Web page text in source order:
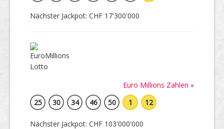
Nächster Jackpot: CHF 17'300'000
Euro Millions Zahlen »
25
30 34 46 50 1 12
Nächster Jackpot: CHF 103'000'000